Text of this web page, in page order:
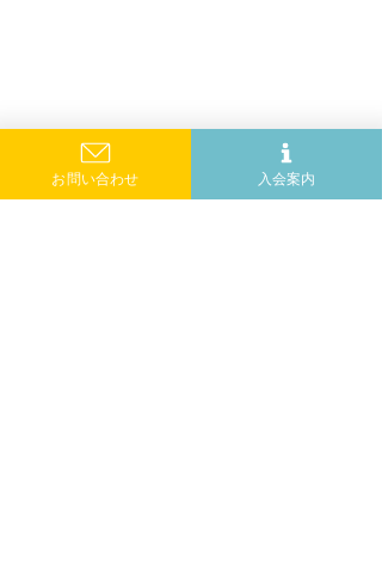
お問い合わせ 入会案内